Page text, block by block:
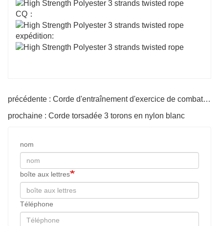
CQ：
expédition:
précédente : Corde d'entraînement d'exercice de combat avec housse de protection
prochaine : Corde torsadée 3 torons en nylon blanc
nom
boîte aux lettres
Téléphone